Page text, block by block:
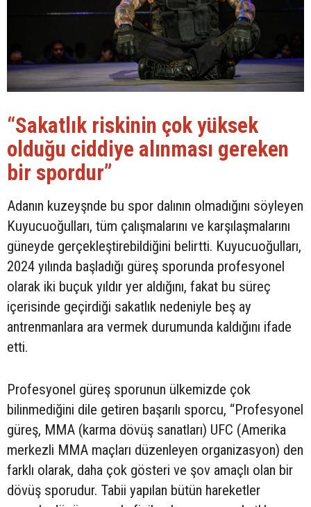
“Sakatlık riskinin çok yüksek
olduğu ciddiye alınması gereken
bir spordur”
Adanın kuzeyşnde bu spor dalının olmadığını söyleyen
Kuyucuoğulları, tüm çalışmalarını ve karşılaşmalarını
güneyde gerçekleştirebildiğini belirtti. Kuyucuoğulları,
2024 yılında başladığı güreş sporunda profesyonel
olarak iki buçuk yıldır yer aldığını, fakat bu süreç
içerisinde geçirdiği sakatlık nedeniyle beş ay
antrenmanlara ara vermek durumunda kaldığını ifade
etti.
Profesyonel güreş sporunun ülkemizde çok
bilinmediğini dile getiren başarılı sporcu, “Profesyonel
güreş, MMA (karma dövüş sanatları) UFC (Amerika
merkezli MMA maçları düzenleyen organizasyon) den
farklı olarak, daha çok gösteri ve şov amaçlı olan bir
dövüş sporudur. Tabii yapılan bütün hareketler